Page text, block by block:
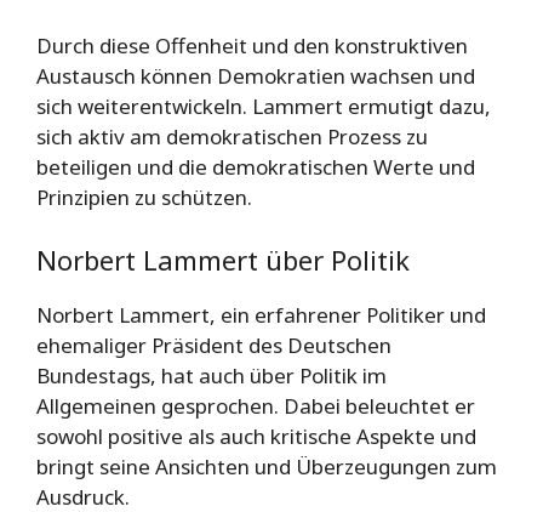
Durch diese Offenheit und den konstruktiven
Austausch können Demokratien wachsen und
sich weiterentwickeln. Lammert ermutigt dazu,
sich aktiv am demokratischen Prozess zu
beteiligen und die demokratischen Werte und
Prinzipien zu schützen.
Norbert Lammert über Politik
Norbert Lammert, ein erfahrener Politiker und
ehemaliger Präsident des Deutschen
Bundestags, hat auch über Politik im
Allgemeinen gesprochen. Dabei beleuchtet er
sowohl positive als auch kritische Aspekte und
bringt seine Ansichten und Überzeugungen zum
Ausdruck.